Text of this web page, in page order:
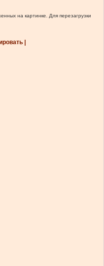
на картинке. Для перезагрузки
|